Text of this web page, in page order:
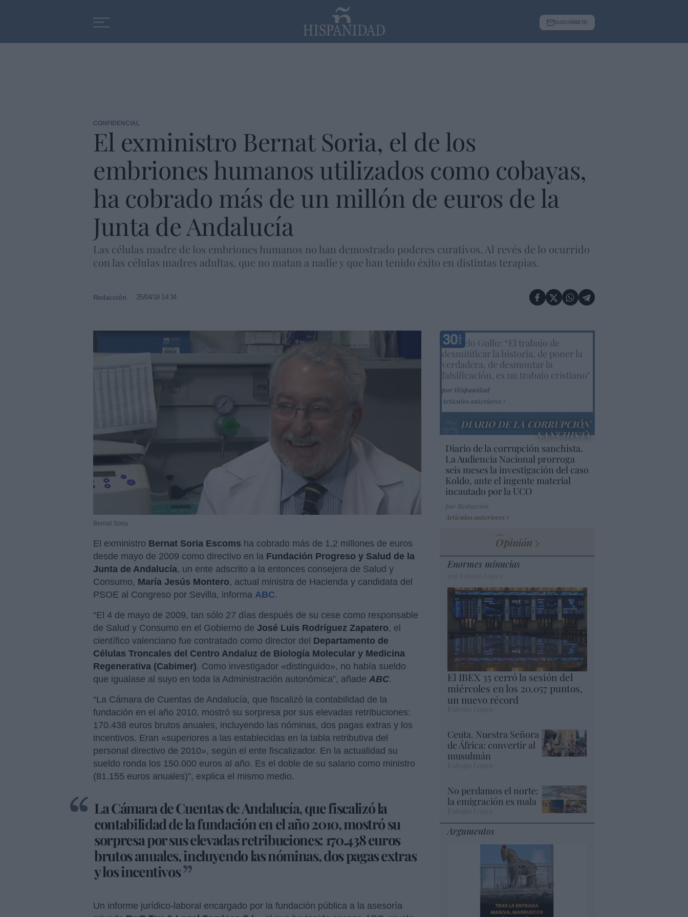
SUSCRÍBETE
CONFIDENCIAL
El exministro Bernat Soria, el de los
embriones humanos utilizados como cobayas,
ha cobrado más de un millón de euros de la
Junta de Andalucía
Las células madre de los embriones humanos no han demostrado poderes curativos. Al revés de lo ocurrido
con las células madres adultas, que no matan a nadie y que han tenido éxito en distintas terapias.
Redacción 25/04/19 14:34
Bernat Soria
El exministro Bernat Soria Escoms ha cobrado más de 1,2 millones de euros
desde mayo de 2009 como directivo en la Fundación Progreso y Salud de la
Junta de Andalucía, un ente adscrito a la entonces consejera de Salud y
Consumo, María Jesús Montero, actual ministra de Hacienda y candidata del
PSOE al Congreso por Sevilla, informa ABC.
“El 4 de mayo de 2009, tan sólo 27 días después de su cese como responsable
de Salud y Consumo en el Gobierno de José Luis Rodríguez Zapatero, el
científico valenciano fue contratado como director del Departamento de
Células Troncales del Centro Andaluz de Biología Molecular y Medicina
Regenerativa (Cabimer). Como investigador «distinguido», no había sueldo
que igualase al suyo en toda la Administración autonómica”, añade ABC.
“La Cámara de Cuentas de Andalucía, que fiscalizó la contabilidad de la
fundación en el año 2010, mostró su sorpresa por sus elevadas retribuciones:
170.438 euros brutos anuales, incluyendo las nóminas, dos pagas extras y los
incentivos. Eran «superiores a las establecidas en la tabla retributiva del
personal directivo de 2010», según el ente fiscalizador. En la actualidad su
sueldo ronda los 150.000 euros al año. Es el doble de su salario como ministro
(81.155 euros anuales)”, explica el mismo medio.
La Cámara de Cuentas de Andalucía, que fiscalizó la
contabilidad de la fundación en el año 2010, mostró su
sorpresa por sus elevadas retribuciones: 170.438 euros
brutos anuales, incluyendo las nóminas, dos pagas extras
y los incentivos
Un informe jurídico-laboral encargado por la fundación pública a la asesoría
Marcelo Gullo: “El trabajo de
desmitificar la historia, de poner la
verdadera, de desmontar la
falsificación, es un trabajo cristiano"
por Hispanidad
Artículos anteriores
DIARIO DE LA CORRUPCIÓN
SANCHISTA
Diario de la corrupción sanchista.
La Audiencia Nacional prorroga
seis meses la investigación del caso
Koldo, ante el ingente material
incautado por la UCO
Artículos anteriores
Opinión
Enormes minucias
El IBEX 35 cerró la sesión del
miércoles en los 20.057 puntos,
un nuevo récord
Ceuta. Nuestra Señora
de África: convertir al
musulmán
No perdamos el norte:
la emigración es mala
Argumentos